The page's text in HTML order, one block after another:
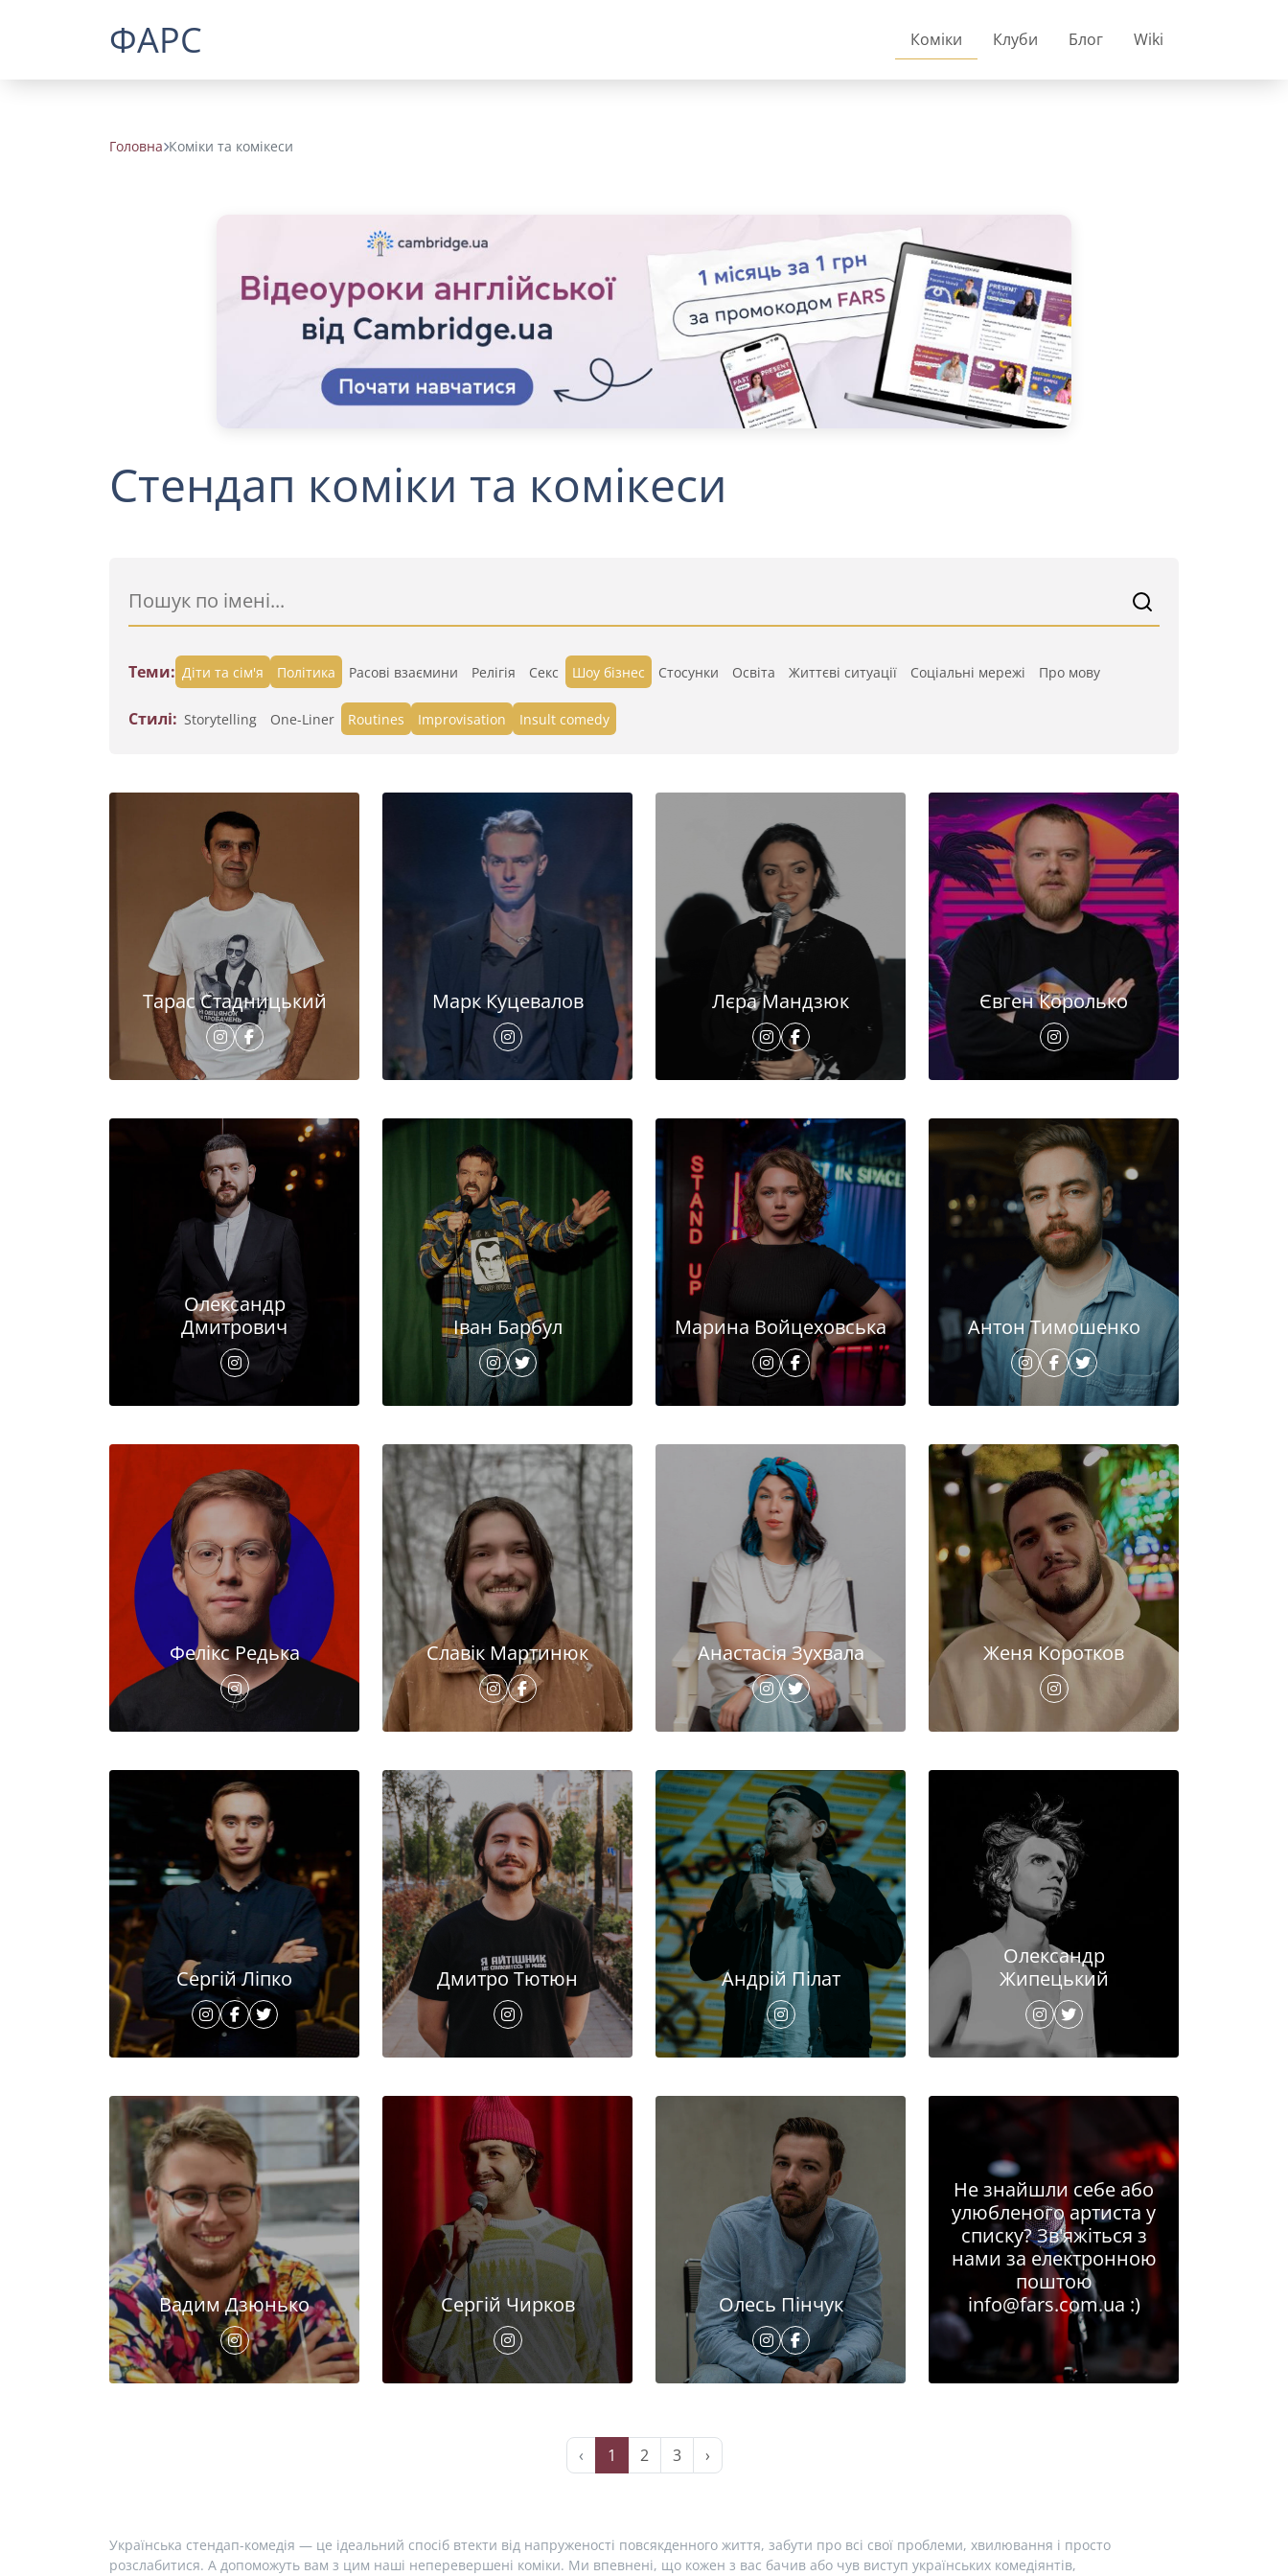
ФАРС Коміки Клуби Блог Wiki
Головна Коміки та комікеси
Стендап коміки та комікеси
Теми: Діти та сім'я Політика Расові взаємини Релігія Секс Шоу бізнес Стосунки Освіта Життєві ситуації Cоціальні мережі Про мову
Стилі: Storytelling One-Liner Routines Improvisation Insult comedy
Тарас Стадницький Марк Куцевалов Лєра Мандзюк Євген Королько
Олександр
Дмитрович
Іван Барбул Марина Войцеховська Антон Тимошенко
Фелікс Редька Славік Мартинюк Анастасія Зухвала Женя Коротков
Сергій Ліпко Дмитро Тютюн Андрій Пілат
Олександр
Жипецький
Вадим Дзюнько Сергій Чирков Олесь Пінчук
Не знайшли себе або
улюбленого артиста у
списку? Зв'яжіться з
нами за електронною
поштою
info@fars.com.ua :)
‹ 1 2 3 ›
Українська стендап-комедія — це ідеальний спосіб втекти від напруженості повсякденного життя, забути про всі свої проблеми, хвилювання і просто
розслабитися. А допоможуть вам з цим наші неперевершені коміки. Ми впевнені, що кожен з вас бачив або чув виступ українських комедіянтів,